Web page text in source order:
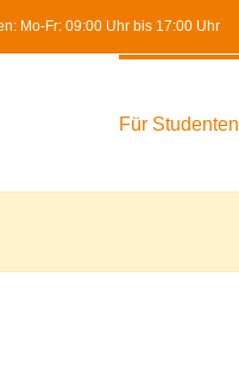
Mo-Fr: 09:00 Uhr bis 17:00 Uhr
Für Studenten